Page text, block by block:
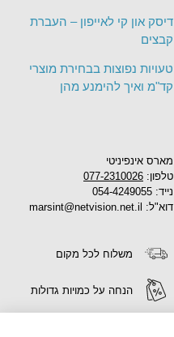
מארס אינפיניטי
טלפון: 077-2310026
נייד: 054-4249055
דוא"ל: marsint@netvision.net.il
משלוח לכל מקום
הנחה על כמויות גדולות
דיסק און קי לאייפון – העברת
קבצים
טעויות נפוצות בבחירת מוצרי
קד"מ ואיך להימנע מהן